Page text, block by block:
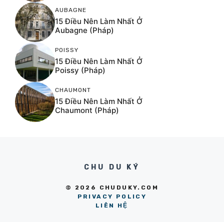
AUBAGNE
15 Điều Nên Làm Nhất Ở
Aubagne (Pháp)
POISSY
15 Điều Nên Làm Nhất Ở
Poissy (Pháp)
CHAUMONT
15 Điều Nên Làm Nhất Ở
Chaumont (Pháp)
CHU DU KÝ
© 2026 CHUDUKY.COM
PRIVACY POLICY
LIÊN HỆ